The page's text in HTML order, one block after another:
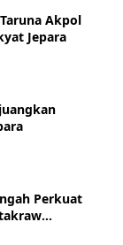
Akpol
Jepara
Perkuat